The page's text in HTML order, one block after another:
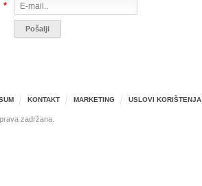
*
KONTAKT MARKETING USLOVI KORIŠTENJA
prava zadržana.